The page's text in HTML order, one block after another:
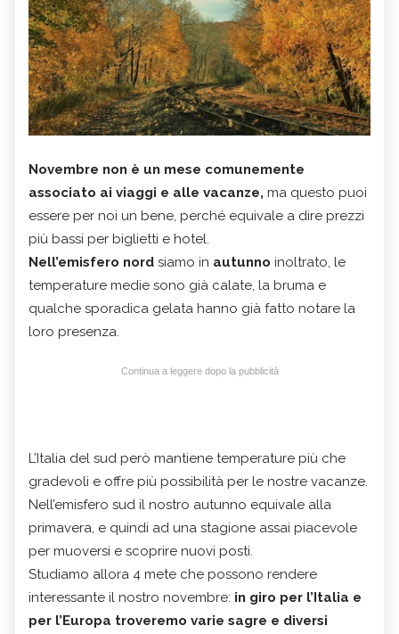
Novembre non è un mese comunemente
associato ai viaggi e alle vacanze, ma questo puoi
essere per noi un bene, perché equivale a dire prezzi
più bassi per biglietti e hotel.
Nell’emisfero nord siamo in autunno inoltrato, le
temperature medie sono già calate, la bruma e
qualche sporadica gelata hanno già fatto notare la
loro presenza.
Continua a leggere dopo la pubblicità
L’Italia del sud però mantiene temperature più che
gradevoli e offre più possibilità per le nostre vacanze.
Nell’emisfero sud il nostro autunno equivale alla
primavera, e quindi ad una stagione assai piacevole
per muoversi e scoprire nuovi posti.
Studiamo allora 4 mete che possono rendere
interessante il nostro novembre: in giro per l’Italia e
per l’Europa troveremo varie sagre e diversi